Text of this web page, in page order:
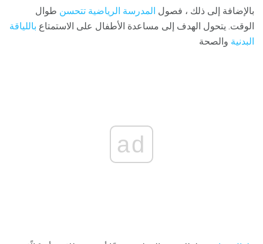
بالإضافة إلى ذلك ، فصول المدرسة الرياضية تتحسن طوال
الوقت. يتحول الهدف إلى مساعدة الأطفال على الاستمتاع باللياقة
البدنية والصحة
ad